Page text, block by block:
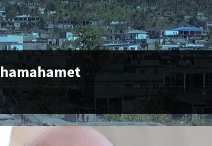
hamahamet